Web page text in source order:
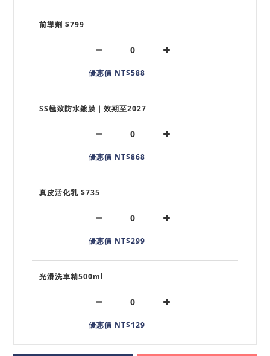
前導劑 $799
優惠價 NT$588
SS極致防水鍍膜｜效期至2027
優惠價 NT$868
真皮活化乳 $735
優惠價 NT$299
光滑洗車精500ml
優惠價 NT$129